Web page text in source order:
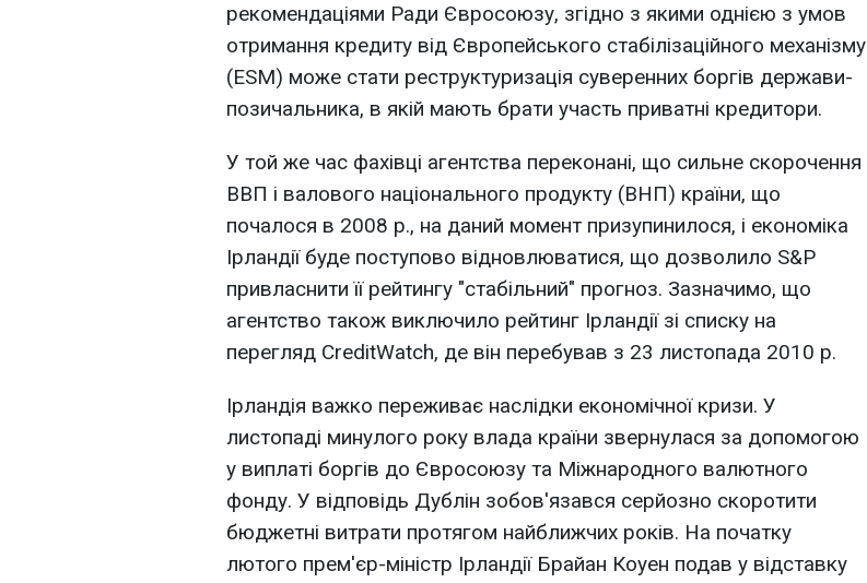
рекомендаціями Ради Євросоюзу, згідно з якими однією з умов
отримання кредиту від Європейського стабілізаційного механізму
(ESM) може стати реструктуризація суверенних боргів держави-
позичальника, в якій мають брати участь приватні кредитори.
У той же час фахівці агентства переконані, що сильне скорочення
ВВП і валового національного продукту (ВНП) країни, що
почалося в 2008 р., на даний момент призупинилося, і економіка
Ірландії буде поступово відновлюватися, що дозволило S&P
привласнити її рейтингу "стабільний" прогноз. Зазначимо, що
агентство також виключило рейтинг Ірландії зі списку на
перегляд CreditWatch, де він перебував з 23 листопада 2010 р.
Ірландія важко переживає наслідки економічної кризи. У
листопаді минулого року влада країни звернулася за допомогою
у виплаті боргів до Євросоюзу та Міжнародного валютного
фонду. У відповідь Дублін зобов'язався серйозно скоротити
бюджетні витрати протягом найближчих років. На початку
лютого прем'єр-міністр Ірландії Брайан Коуен подав у відставку